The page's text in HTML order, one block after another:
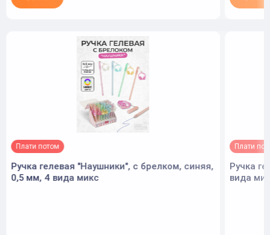
Плати потом
Ручка гелевая "Наушники", с брелком, синяя,
0,5 мм, 4 вида микс
Плати
Ручка
вида